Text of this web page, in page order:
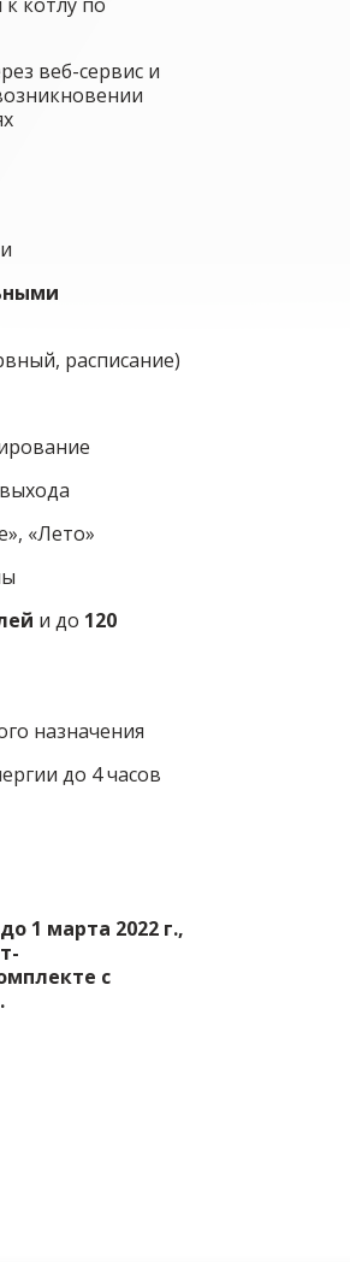
веб-сервис и
расписание)
«Лето»
и до 120
назначения
до 4 часов
1 марта 2022 г.,
с